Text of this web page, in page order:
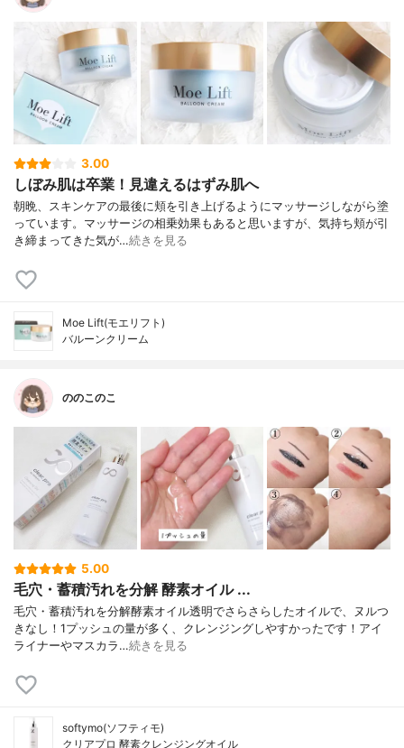
3.00
しぼみ肌は卒業！見違えるはずみ肌へ
朝晩、スキンケアの最後に頬を引き上げるようにマッサージしながら塗
っています。マッサージの相乗効果もあると思いますが、気持ち頬が引
き締まってきた気が…続きを見る
Moe Lift(モエリフト)
バルーンクリーム
ののこのこ
5.00
毛穴・蓄積汚れを分解 酵素オイル ...
毛穴・蓄積汚れを分解酵素オイル透明でさらさらしたオイルで、ヌルつ
きなし！1プッシュの量が多く、クレンジングしやすかったです！アイ
ライナーやマスカラ…続きを見る
softymo(ソフティモ)
クリアプロ 酵素クレンジングオイル